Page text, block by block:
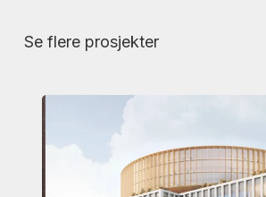
Se flere prosjekter